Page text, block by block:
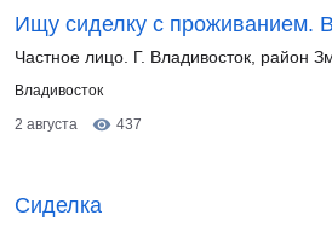
Ищу сиделку с проживанием.
Частное лицо. Г. Владивосток, район
Владивосток
2 августа
437
Сиделка